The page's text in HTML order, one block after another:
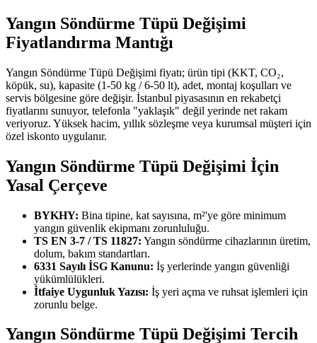
Yangın Söndürme Tüpü Değişimi
Fiyatlandırma Mantığı
Yangın Söndürme Tüpü Değişimi fiyatı; ürün tipi (KKT, CO₂,
köpük, su), kapasite (1-50 kg / 6-50 lt), adet, montaj koşulları ve
servis bölgesine göre değişir. İstanbul piyasasının en rekabetçi
fiyatlarını sunuyor, telefonla "yaklaşık" değil yerinde net rakam
veriyoruz. Yüksek hacim, yıllık sözleşme veya kurumsal müşteri için
özel iskonto uygulanır.
Yangın Söndürme Tüpü Değişimi İçin
Yasal Çerçeve
BYKHY: Bina tipine, kat sayısına, m²'ye göre minimum
yangın güvenlik ekipmanı zorunluluğu.
TS EN 3-7 / TS 11827: Yangın söndürme cihazlarının üretim,
dolum, bakım standartları.
6331 Sayılı İSG Kanunu: İş yerlerinde yangın güvenliği
yükümlülükleri.
İtfaiye Uygunluk Yazısı: İş yeri açma ve ruhsat işlemleri için
zorunlu belge.
Yangın Söndürme Tüpü Değişimi Tercih